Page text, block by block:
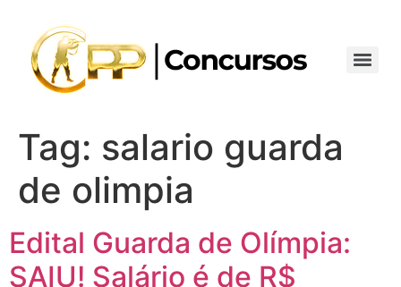
Tag: salario guarda
de olimpia
Edital Guarda de Olímpia:
SAIU! Salário é de R$